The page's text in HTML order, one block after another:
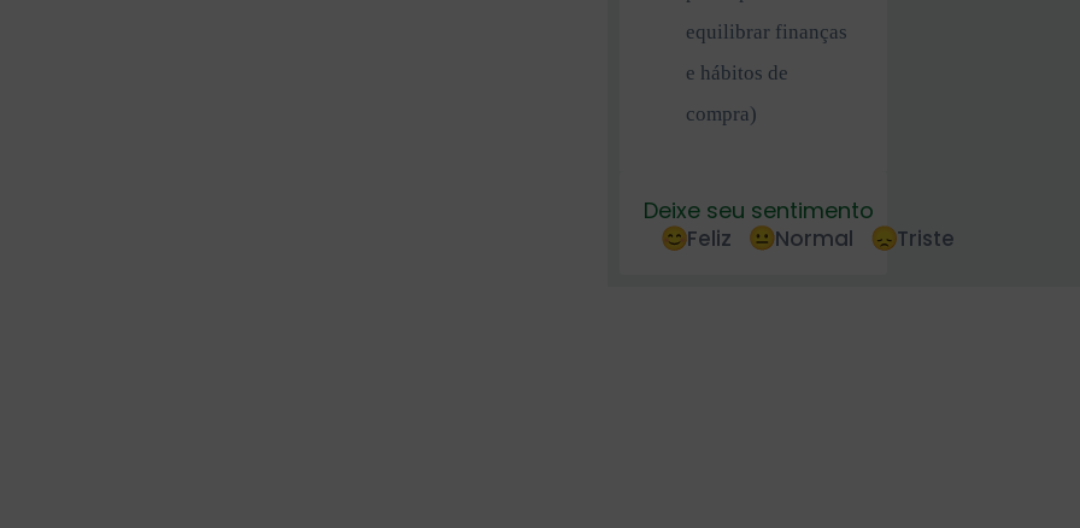
equilibrar finanças
e hábitos de
compra)
Deixe seu sentimento
Feliz Normal Triste